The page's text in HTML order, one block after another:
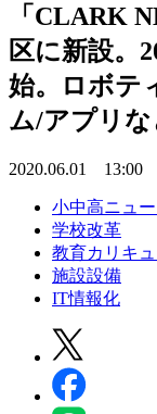
「CLARK
区に新設。
始。ロボテ
ム/アプリ
2020.06.01 13:00
小中高ニュ
学校改革
教育カリキ
施設設備
IT情報化